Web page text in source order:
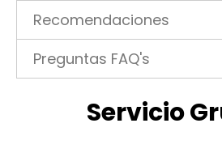
Recomendaciones
Preguntas FAQ's
Servicio